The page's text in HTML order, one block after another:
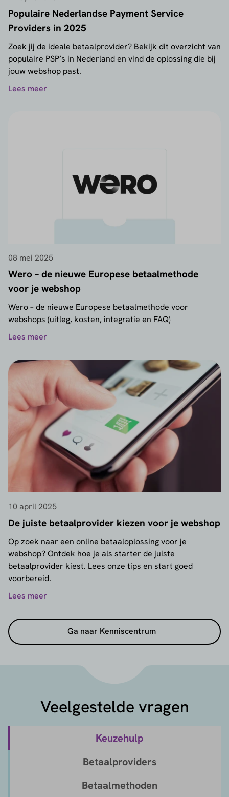
Populaire Nederlandse Payment Service
Providers in 2025
Zoek jij de ideale betaalprovider? Bekijk dit overzicht van
populaire PSP’s in Nederland en vind de oplossing die bij
jouw webshop past.
Lees meer
08 mei 2025
Wero – de nieuwe Europese betaalmethode
voor je webshop
Wero – de nieuwe Europese betaalmethode voor
webshops (uitleg, kosten, integratie en FAQ)
Lees meer
10 april 2025
De juiste betaalprovider kiezen voor je webshop
Op zoek naar een online betaaloplossing voor je
webshop? Ontdek hoe je als starter de juiste
betaalprovider kiest. Lees onze tips en start goed
voorbereid.
Lees meer
Ga naar Kenniscentrum
Veelgestelde vragen
Keuzehulp
Betaalproviders
Betaalmethoden